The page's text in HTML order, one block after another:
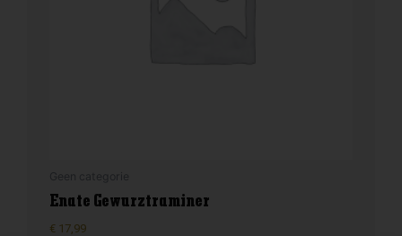
Enate Gewurztraminer
€ 17,99